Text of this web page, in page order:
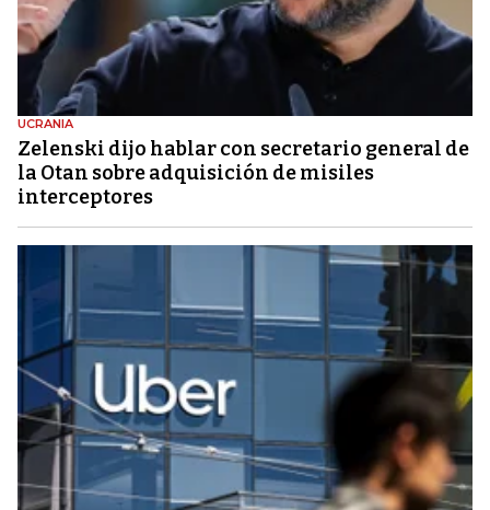
UCRANIA
Zelenski dijo hablar con secretario general de
la Otan sobre adquisición de misiles
interceptores